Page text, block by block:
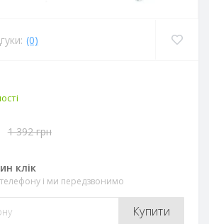
(0)
1 392 грн
клік
і ми передзвонимо
Купити